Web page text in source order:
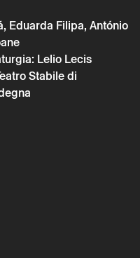
Eduarda Filipa, António
Lelio Lecis
Stabile di